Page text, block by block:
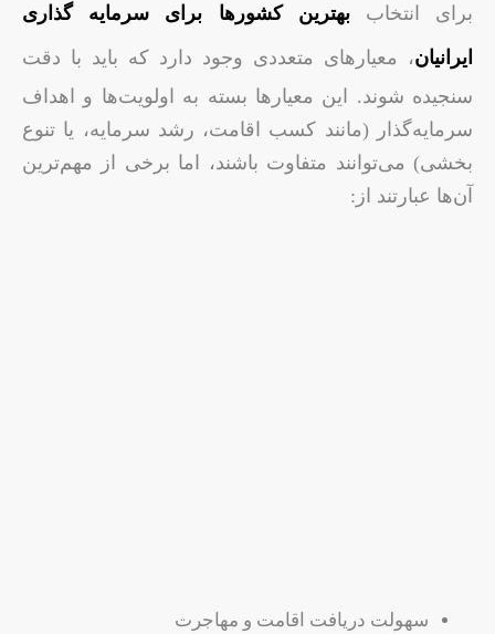
برای انتخاببهترین کشورها برای سرمایه گذاری
ایرانیان، معیارهای متعددی وجود دارد که باید با دقت
سنجیده شوند. این معیارها بسته به اولویت‌ها و اهداف
سرمایه‌گذار (مانند کسب اقامت، رشد سرمایه، یا تنوع‌
بخشی) می‌توانند متفاوت باشند، اما برخی از مهم‌ترین
آن‌ها عبارتند از:
سهولت دریافت اقامت و مهاجرت